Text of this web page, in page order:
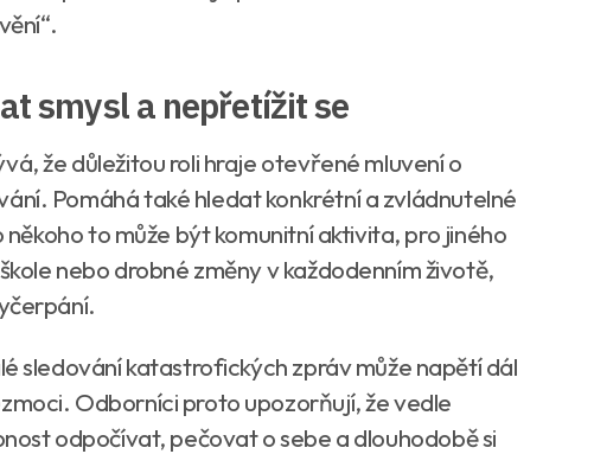
smysl a nepřetížit se
že důležitou roli hraje otevřené mluvení o
Pomáhá také hledat konkrétní a zvládnutelné
někoho to může být komunitní aktivita, pro jiného
nebo drobné změny v každodenním životě,
sledování katastrofických zpráv může napětí dál
Odborníci proto upozorňují, že vedle
odpočívat, pečovat o sebe a dlouhodobě si